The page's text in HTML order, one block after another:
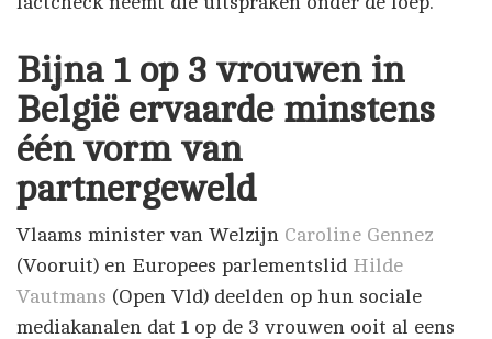
Bijna 1 op 3 vrouwen in
België ervaarde minstens
één vorm van
partnergeweld
Vlaams minister van Welzijn Caroline Gennez
(Vooruit) en Europees parlementslid Hilde
Vautmans (Open Vld) deelden op hun sociale
mediakanalen dat 1 op de 3 vrouwen ooit al eens